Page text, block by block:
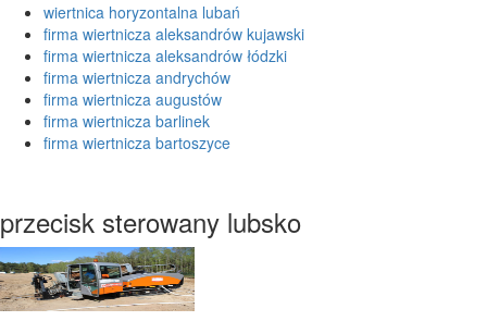
wiertnica horyzontalna lubań
firma wiertnicza aleksandrów kujawski
firma wiertnicza aleksandrów łódzki
firma wiertnicza andrychów
firma wiertnicza augustów
firma wiertnicza barlinek
firma wiertnicza bartoszyce
przecisk sterowany lubsko